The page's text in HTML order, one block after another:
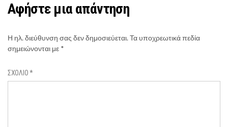
Αφήστε μια απάντηση
Η ηλ. διεύθυνση σας δεν δημοσιεύεται.Τα υποχρεωτικά πεδία
σημειώνονται με *
ΣΧΌΛΙΟ*